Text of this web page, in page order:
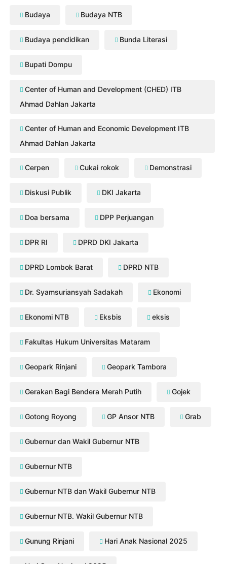
Budaya Budaya NTB
Budaya pendidikan Bunda Literasi
Bupati Dompu
Center of Human and Development (CHED) ITB
Ahmad Dahlan Jakarta
Center of Human and Economic Development ITB
Ahmad Dahlan Jakarta
Cerpen Cukai rokok Demonstrasi
Diskusi Publik DKI Jakarta
Doa bersama DPP Perjuangan
DPR RI DPRD DKI Jakarta
DPRD Lombok Barat DPRD NTB
Dr. Syamsuriansyah Sadakah Ekonomi
Ekonomi NTB Eksbis eksis
Fakultas Hukum Universitas Mataram
Geopark Rinjani Geopark Tambora
Gerakan Bagi Bendera Merah Putih Gojek
Gotong Royong GP Ansor NTB Grab
Gubernur dan Wakil Gubernur NTB
Gubernur NTB
Gubernur NTB dan Wakil Gubernur NTB
Gubernur NTB. Wakil Gubernur NTB
Gunung Rinjani Hari Anak Nasional 2025